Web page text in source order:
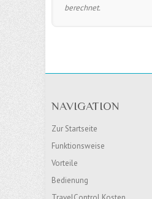
berechnet.
NAVIGATION
Zur Startseite
Funktionsweise
Vorteile
Bedienung